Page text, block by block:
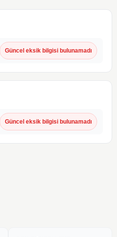
Güncel eksik bilgisi bulunamadı
Güncel eksik bilgisi bulunamadı